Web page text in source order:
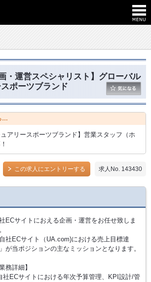
・運営スペシャリスト】グローバル
ポーツブランド
…
ュアリースポーツブランド】営業スタッフ（ホ
この求人にエントリーする 求人No. 143430
ECサイトにおえる企画・運営をお任せ致しま
自社ECサイト（UA.com)における売上目標達
が当ポジションの主なミッションとなります。
業務詳細】
社ECサイトにおける年次予算管理、KPI設計/管